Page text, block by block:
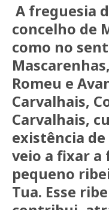
A freguesia
concelho de
como no
Romeu e
Carvalhais,
Carvalhais,
existência
veio a fixar a
pequeno
Tua. Esse